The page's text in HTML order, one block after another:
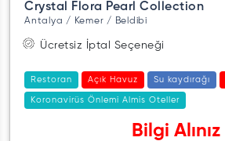
Crystal Flora Pearl Collection
Antalya / Kemer / Beldibi
Ücretsiz İptal Seçeneği
Restoran Açık Havuz Su kaydırağı
Koronavirüs Önlemi Almis Oteller
Bilgi Alınız